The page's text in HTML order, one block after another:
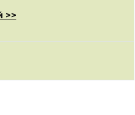
>>